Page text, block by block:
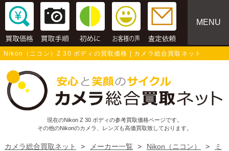
MENU
Nikon（ニコン）Z 30 ボディの買取価格 | カメラ総合買取ネット
現在のNikon Z 30 ボディの参考買取価格ページです。
その他のNikonのカメラ、レンズも高価買取致しております。
カメラ総合買取ネット > メーカー一覧 > Nikon（ニコン） >
ミ